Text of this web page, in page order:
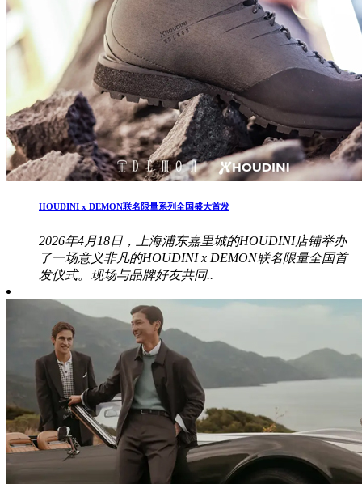
HOUDINI x DEMON联名限量系列全国盛大首发
2026年4月18日，上海浦东嘉里城的HOUDINI店铺举办
了一场意义非凡的HOUDINI x DEMON联名限量全国首
发仪式。现场与品牌好友共同..